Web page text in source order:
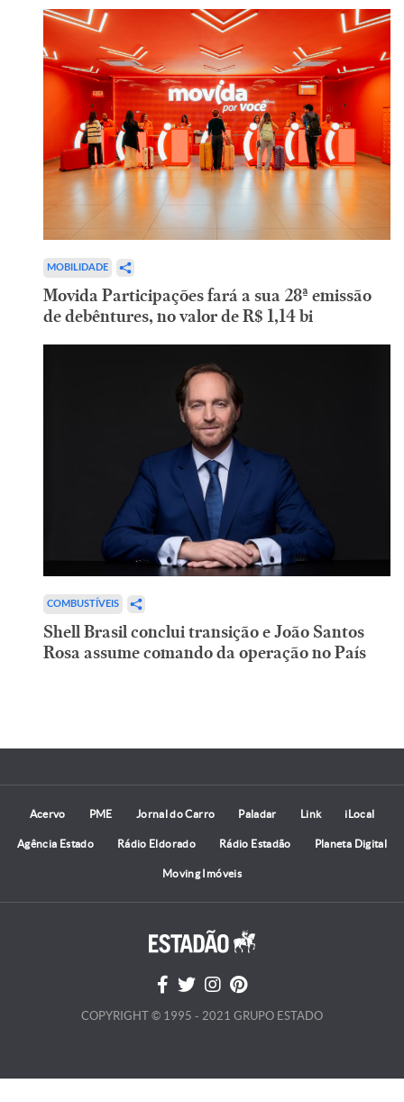
MOBILIDADE
Movida Participações fará a sua 28ª emissão
de debêntures, no valor de R$ 1,14 bi
COMBUSTÍVEIS
Shell Brasil conclui transição e João Santos
Rosa assume comando da operação no País
Acervo PME Jornal do Carro Paladar Link iLocal
Agência Estado Rádio Eldorado Rádio Estadão Planeta Digital
Moving Imóveis
COPYRIGHT © 1995 - 2021 GRUPO ESTADO